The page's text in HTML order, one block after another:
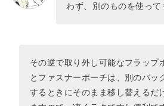
わず、別のものを使っ
その逆で取り外し可能なフラップ
とファスナーポーチは、別のバッ
するときにそのまま移し替えるだ